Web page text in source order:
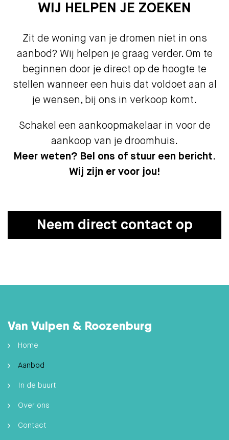
WIJ HELPEN JE ZOEKEN
Zit de woning van je dromen niet in ons
aanbod? Wij helpen je graag verder. Om te
beginnen door je direct op de hoogte te
stellen wanneer een huis dat voldoet aan al
je wensen, bij ons in verkoop komt.
Schakel een aankoopmakelaar in voor de
aankoop van je droomhuis.
Meer weten? Bel ons of stuur een bericht.
Wij zijn er voor jou!
Neem direct contact op
Van Vulpen & Roozenburg
Home
Aanbod
In de buurt
Over ons
Contact